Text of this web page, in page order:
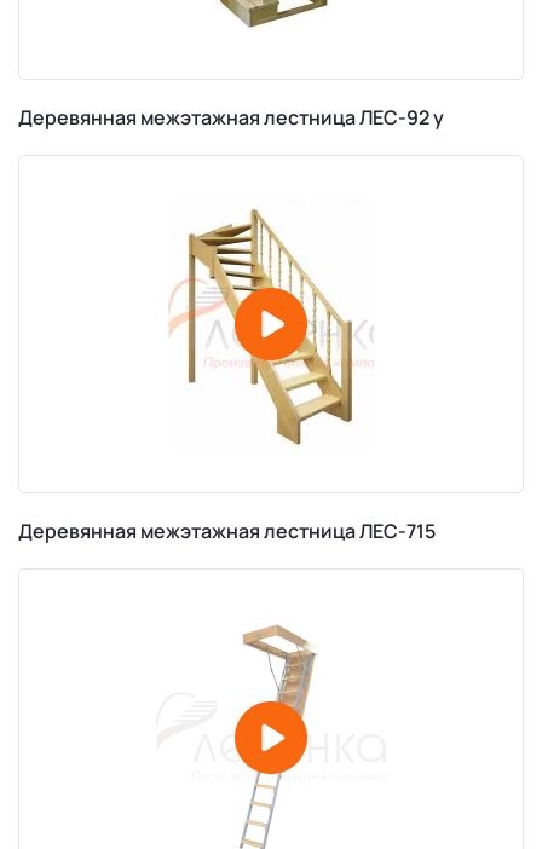
Деревянная межэтажная лестница ЛЕС-92 у
Деревянная межэтажная лестница ЛЕС-715